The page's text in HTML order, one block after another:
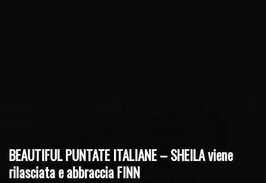
BEAUTIFUL PUNTATE ITALIANE – SHEILA viene
rilasciata e abbraccia FINN